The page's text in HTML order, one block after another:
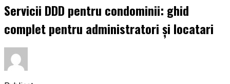
Servicii DDD pentru condominii: ghid
complet pentru administratori și locatari